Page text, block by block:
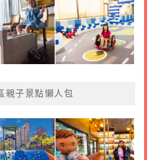
親子景點懶人包